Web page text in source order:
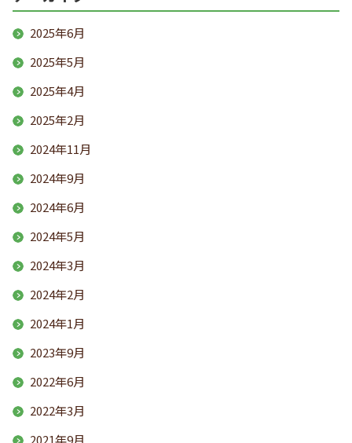
2025年6月
2025年5月
2025年4月
2025年2月
2024年11月
2024年9月
2024年6月
2024年5月
2024年3月
2024年2月
2024年1月
2023年9月
2022年6月
2022年3月
2021年9月